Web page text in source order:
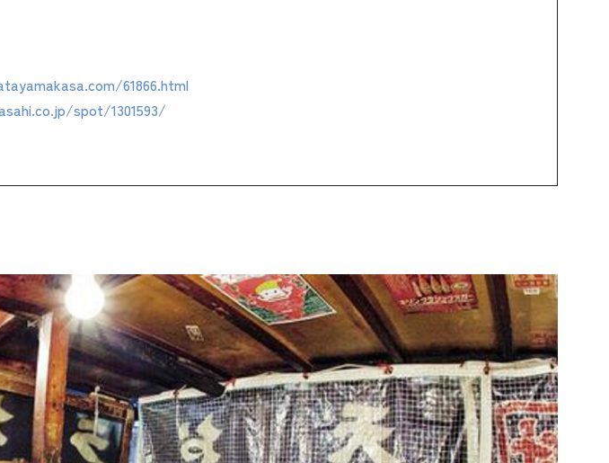
61866.html
spot/1301593/